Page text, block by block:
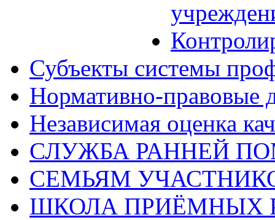
Субъекты системы
Нормативно-правовые
Независимая оценка
СЛУЖБА РАННЕЙ
СЕМЬЯМ
ШКОЛА ПРИЁМНЫХ